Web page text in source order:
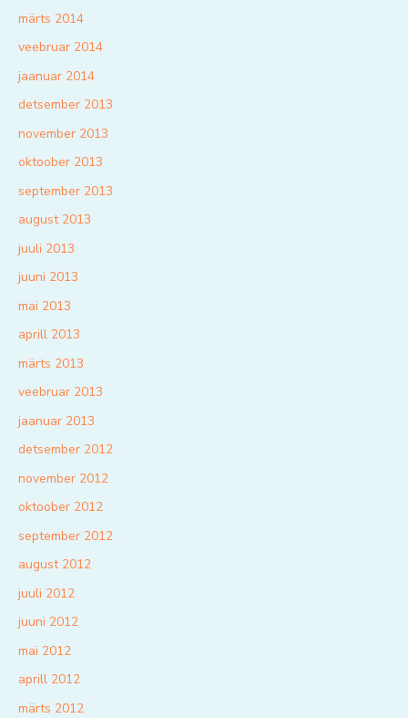
märts 2014
veebruar 2014
jaanuar 2014
detsember 2013
november 2013
oktoober 2013
september 2013
august 2013
juuli 2013
juuni 2013
mai 2013
aprill 2013
märts 2013
veebruar 2013
jaanuar 2013
detsember 2012
november 2012
oktoober 2012
september 2012
august 2012
juuli 2012
juuni 2012
mai 2012
aprill 2012
märts 2012